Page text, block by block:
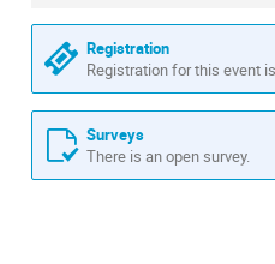
Registration
Registration for this event
Surveys
There is an open survey.